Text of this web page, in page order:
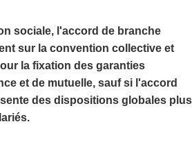
sociale, l'accord de branche
sur la convention collective et
la fixation des garanties
et de mutuelle, sauf si l'accord
des dispositions globales plus